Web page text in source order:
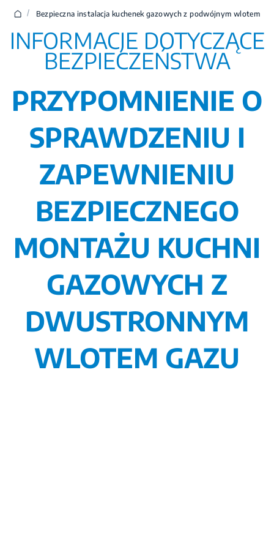
/ Bezpieczna instalacja kuchenek gazowych z podwójnym wlotem
INFORMACJE DOTYCZĄCE
BEZPIECZEŃSTWA
PRZYPOMNIENIE O
SPRAWDZENIU I
ZAPEWNIENIU
BEZPIECZNEGO
MONTAŻU KUCHNI
GAZOWYCH Z
DWUSTRONNYM
WLOTEM GAZU